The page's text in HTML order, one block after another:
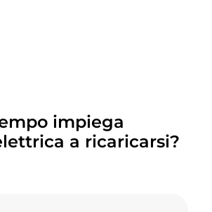
impiega
a ricaricarsi?